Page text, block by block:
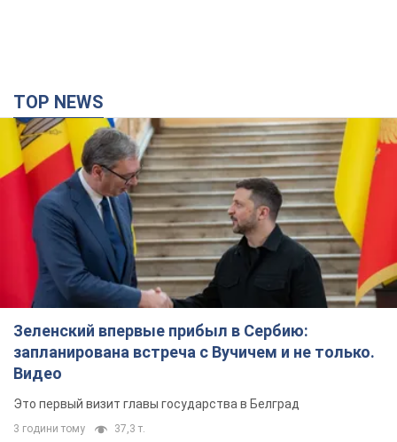
TOP NEWS
Зеленский впервые прибыл в Сербию:
запланирована встреча с Вучичем и не только.
Видео
Это первый визит главы государства в Белград
3 години тому 37,3 т.